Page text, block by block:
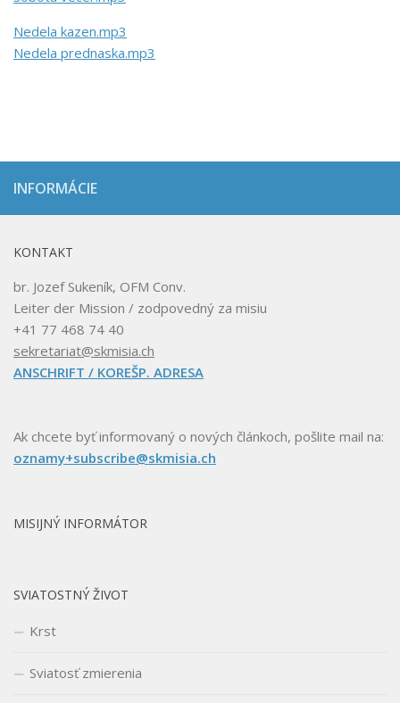
Nedela kazen.mp3
Nedela prednaska.mp3
INFORMÁCIE
KONTAKT
br. Jozef Sukeník, OFM Conv.
Leiter der Mission / zodpovedný za misiu
+41 77 468 74 40
sekretariat@skmisia.ch
ANSCHRIFT / KOREŠP. ADRESA
Ak chcete byť informovaný o nových článkoch, pošlite mail na:
oznamy+subscribe@skmisia.ch
MISIJNÝ INFORMÁTOR
SVIATOSTNÝ ŽIVOT
Krst
Sviatosť zmierenia